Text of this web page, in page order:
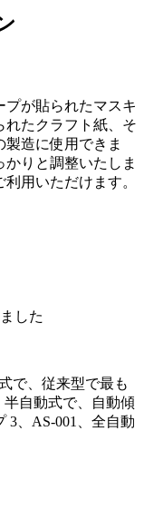
プが貼られたマスキ
れたクラフト紙、そ
造に使用できま
りと調整いたしま
用いただけます。
した
で、従来型で最も
自動式で、自動傾
3、AS-001、全自動